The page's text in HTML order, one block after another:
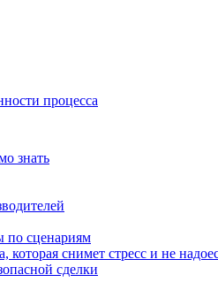
процесса
знать
по сценариям
снимет стресс и не
сделки